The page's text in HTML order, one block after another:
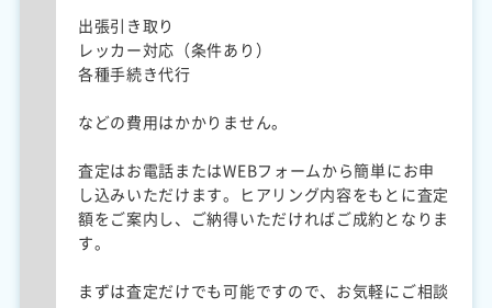
出張引き取り
レッカー対応（条件あり）
各種手続き代行
などの費用はかかりません。
査定はお電話またはWEBフォームから簡単にお申
し込みいただけます。ヒアリング内容をもとに査定
額をご案内し、ご納得いただければご成約となりま
す。
まずは査定だけでも可能ですので、お気軽にご相談